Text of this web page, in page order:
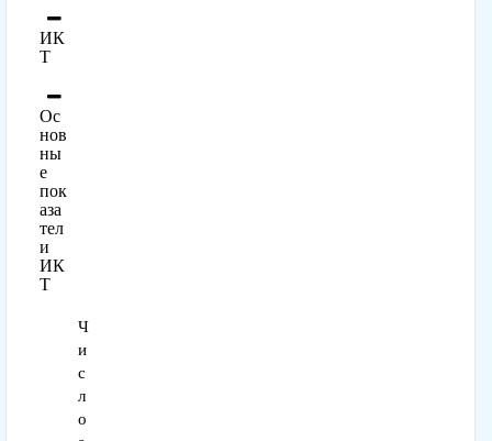
ИК
Т
Ос
нов
ны
е
пок
аза
тел
и
ИК
Т
Ч
и
с
л
о